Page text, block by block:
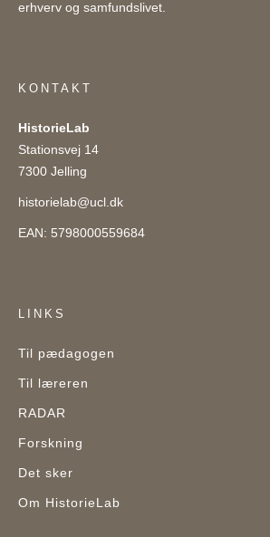
erhverv og samfundslivet.
KONTAKT
HistorieLab
Stationsvej 14
7300 Jelling
historielab@ucl.dk
EAN: 5798000559684
LINKS
Til pædagogen
Til læreren
RADAR
Forskning
Det sker
Om HistorieLab